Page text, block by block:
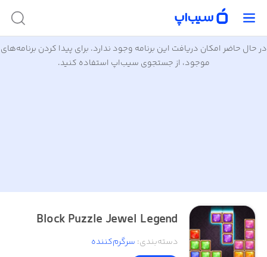
در حال حاضر امکان دریافت این برنامه وجود ندارد. برای پیدا کردن برنامه‌های
موجود، از جستجوی سیب‌اپ استفاده کنید.
Block Puzzle Jewel Legend
دسته‌بندی: سرگرم‌کننده